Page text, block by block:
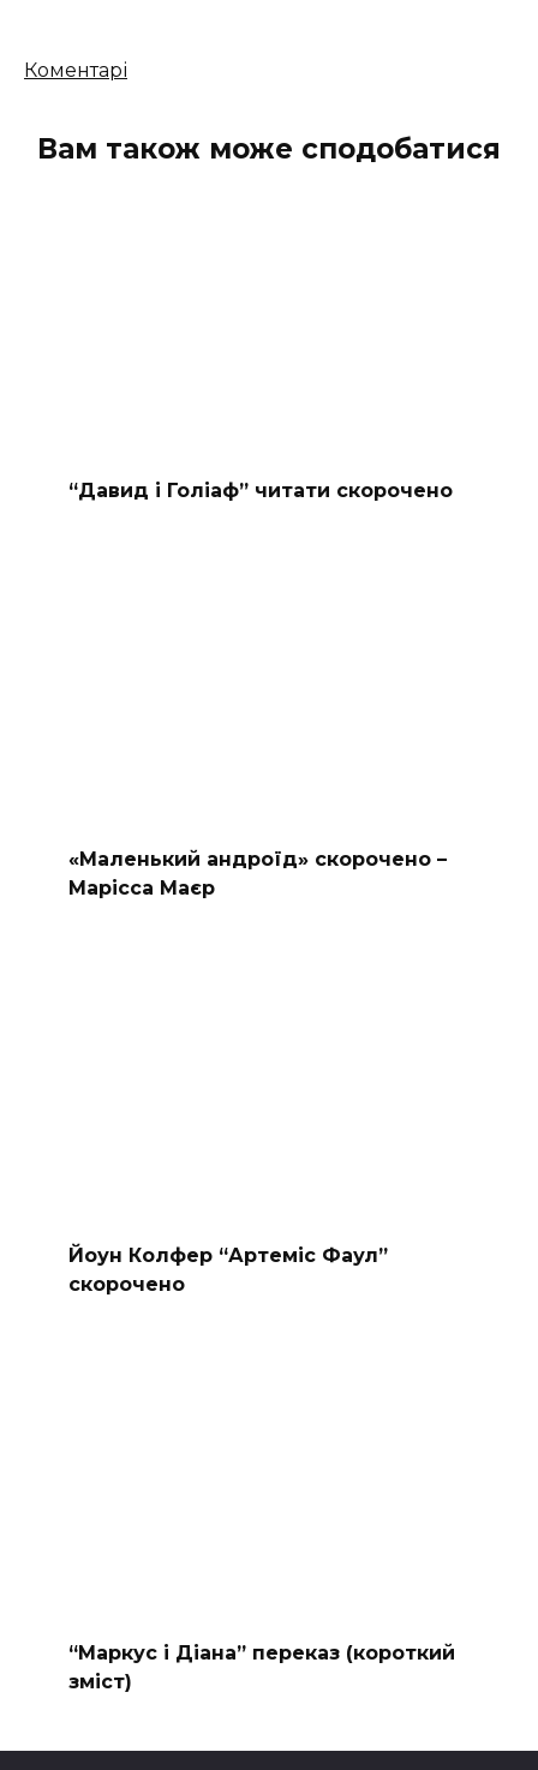
Кількість
Коментарі
Вам також може сподобатися
“Давид і Голіаф” читати скорочено
«Маленький андроїд» скорочено –
Марісса Маєр
Йоун Колфер “Артеміс Фаул”
скорочено
“Маркус і Діана” переказ (короткий
зміст)